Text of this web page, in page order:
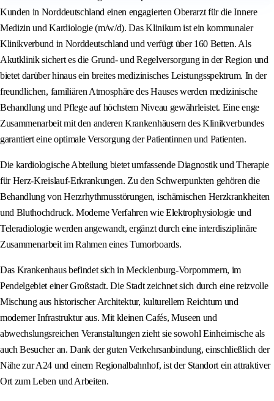
Kunden in Norddeutschland einen engagierten Oberarzt für die Innere
Medizin und Kardiologie (m/w/d). Das Klinikum ist ein kommunaler
Klinikverbund in Norddeutschland und verfügt über 160 Betten. Als
Akutklinik sichert es die Grund- und Regelversorgung in der Region und
bietet darüber hinaus ein breites medizinisches Leistungsspektrum. In der
freundlichen, familiären Atmosphäre des Hauses werden medizinische
Behandlung und Pflege auf höchstem Niveau gewährleistet. Eine enge
Zusammenarbeit mit den anderen Krankenhäusern des Klinikverbundes
garantiert eine optimale Versorgung der Patientinnen und Patienten.
Die kardiologische Abteilung bietet umfassende Diagnostik und Therapie
für Herz-Kreislauf-Erkrankungen. Zu den Schwerpunkten gehören die
Behandlung von Herzrhythmusstörungen, ischämischen Herzkrankheiten
und Bluthochdruck. Moderne Verfahren wie Elektrophysiologie und
Teleradiologie werden angewandt, ergänzt durch eine interdisziplinäre
Zusammenarbeit im Rahmen eines Tumorboards.
Das Krankenhaus befindet sich in Mecklenburg‑Vorpommern, im
Pendelgebiet einer Großstadt. Die Stadt zeichnet sich durch eine reizvolle
Mischung aus historischer Architektur, kulturellem Reichtum und
moderner Infrastruktur aus. Mit kleinen Cafés, Museen und
abwechslungsreichen Veranstaltungen zieht sie sowohl Einheimische als
auch Besucher an. Dank der guten Verkehrsanbindung, einschließlich der
Nähe zur A24 und einem Regionalbahnhof, ist der Standort ein attraktiver
Ort zum Leben und Arbeiten.